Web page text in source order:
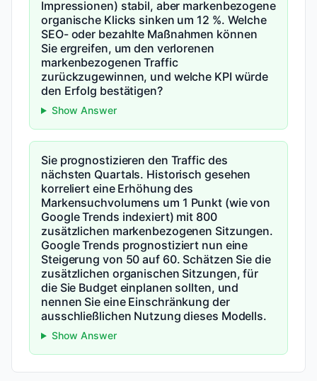
Impressionen) stabil, aber markenbezogene
organische Klicks sinken um 12 %. Welche
SEO- oder bezahlte Maßnahmen können
Sie ergreifen, um den verlorenen
markenbezogenen Traffic
zurückzugewinnen, und welche KPI würde
den Erfolg bestätigen?
Show Answer
Sie prognostizieren den Traffic des
nächsten Quartals. Historisch gesehen
korreliert eine Erhöhung des
Markensuchvolumens um 1 Punkt (wie von
Google Trends indexiert) mit 800
zusätzlichen markenbezogenen Sitzungen.
Google Trends prognostiziert nun eine
Steigerung von 50 auf 60. Schätzen Sie die
zusätzlichen organischen Sitzungen, für
die Sie Budget einplanen sollten, und
nennen Sie eine Einschränkung der
ausschließlichen Nutzung dieses Modells.
Show Answer